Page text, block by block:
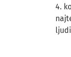
4.